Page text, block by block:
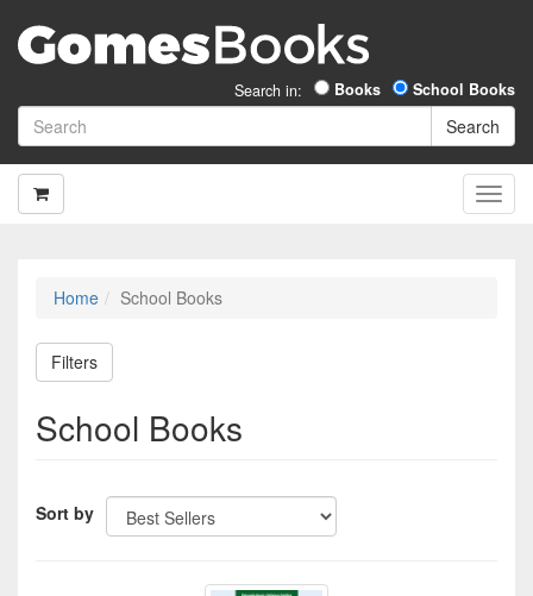
Search in: Books School Books
Home School Books
Filters
School Books
Sort by